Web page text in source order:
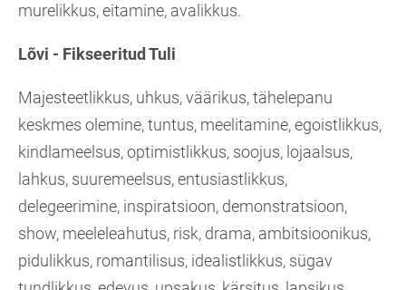
murelikkus, eitamine, avalikkus.
Lõvi - Fikseeritud Tuli
Majesteetlikkus, uhkus, väärikus, tähelepanu
keskmes olemine, tuntus, meelitamine, egoistlikkus,
kindlameelsus, optimistlikkus, soojus, lojaalsus,
lahkus, suuremeelsus, entusiastlikkus,
delegeerimine, inspiratsioon, demonstratsioon,
show, meeleleahutus, risk, drama, ambitsioonikus,
pidulikkus, romantilisus, idealistlikkus, sügav